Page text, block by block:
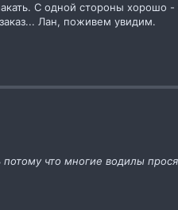
С одной стороны хорошо -
Лан, поживем увидим.
что многие водилы